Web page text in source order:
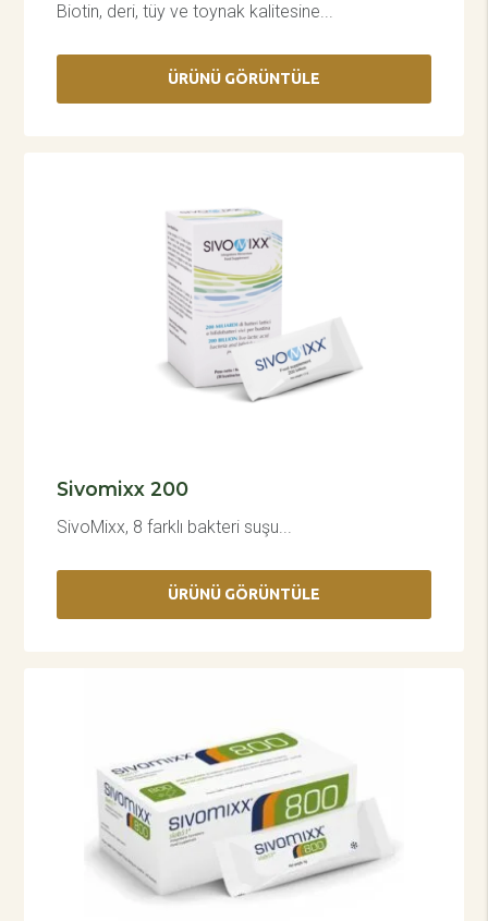
Biotin, deri, tüy ve toynak kalitesine...
ÜRÜNÜ GÖRÜNTÜLE
Sivomixx 200
SivoMixx, 8 farklı bakteri suşu...
ÜRÜNÜ GÖRÜNTÜLE